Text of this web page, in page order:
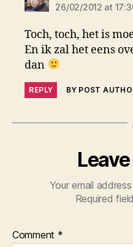
26/02/2012 at
Toch, toch, het is
En ik zal het eens
dan
REPLY BY POST
Your email
Required
Comment *